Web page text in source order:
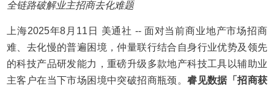
全链路破解业主招商去化难题
上海2025年8月11日
美通社 -- 面对当前商业地产市场招商
难、去化慢的普遍困境，仲量联行结合自身行业优势及领先
的科技产品研发能力，重磅升级多款地产科技工具以辅助业
主客户在当下市场困境中突破招商瓶颈。睿见数据「招商获